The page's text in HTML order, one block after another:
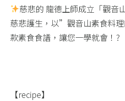
慈悲的 龍德上師成立「觀音
慈悲護生，以”觀音山素食料
款素食食譜，讓您一學就會！?​
【recipe】​